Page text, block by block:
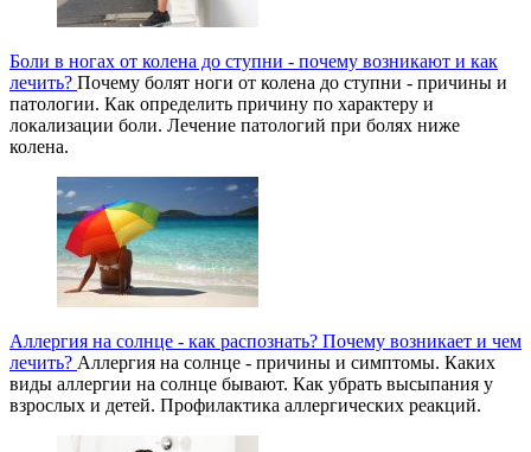
Боли в ногах от колена до ступни - почему возникают и как
лечить? Почему болят ноги от колена до ступни - причины и
патологии. Как определить причину по характеру и
локализации боли. Лечение патологий при болях ниже
колена.
Аллергия на солнце - как распознать? Почему возникает и чем
лечить? Аллергия на солнце - причины и симптомы. Каких
виды аллергии на солнце бывают. Как убрать высыпания у
взрослых и детей. Профилактика аллергических реакций.